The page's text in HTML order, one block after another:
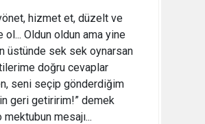
hizmet et, düzelt ve
ol... Oldun oldun ama yine
üstünde sek sek oynarsan
doğru cevaplar
seni seçip gönderdiğim
geri getiririm!” demek
mektubun mesajı...